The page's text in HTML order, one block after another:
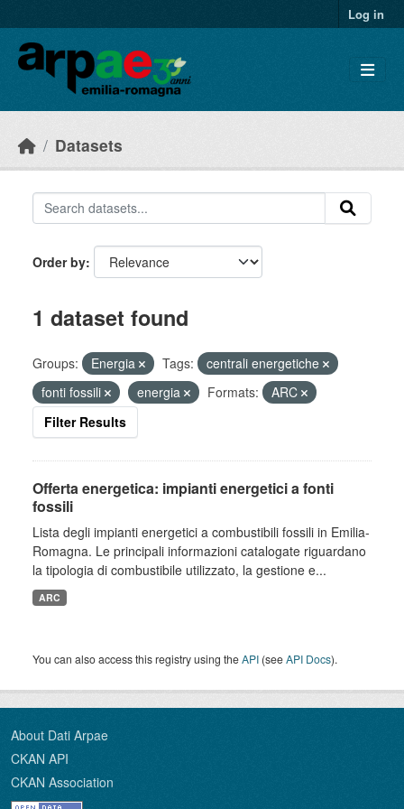
Log in
Datasets
Order by
1 dataset found
Groups: Energia Tags:
centrali energetiche
fonti fossili
energia Formats:
ARC
Filter Results
Offerta energetica: impianti energetici a fonti
fossili
Lista degli impianti energetici a combustibili fossili in Emilia-
Romagna. Le principali informazioni catalogate riguardano
la tipologia di combustibile utilizzato, la gestione e...
ARC
You can also access this registry using theAPI (seeAPI Docs).
About Dati Arpae
CKAN API
CKAN Association